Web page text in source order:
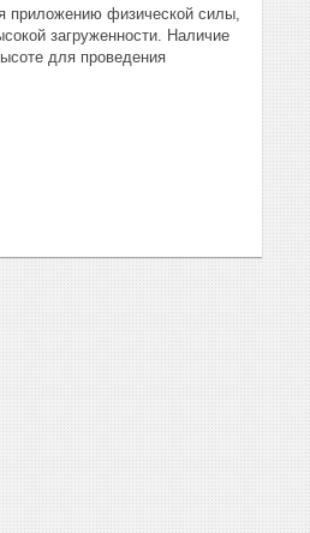
приложению физической силы,
загруженности. Наличие
для проведения